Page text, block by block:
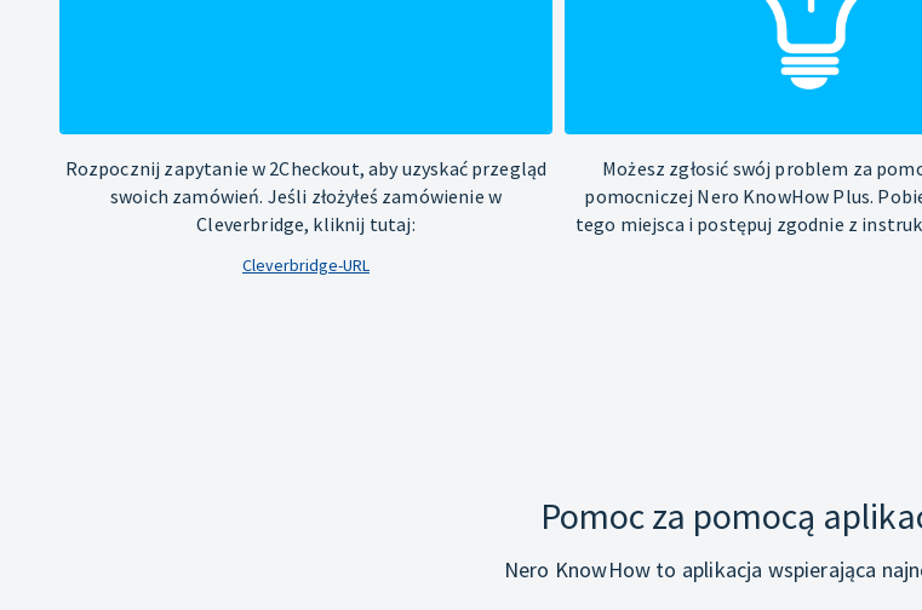
Rozpocznij zapytanie w 2Checkout, aby uzyskać przegląd
swoich zamówień. Jeśli złożyłeś zamówienie w
Cleverbridge, kliknij tutaj:
Cleverbridge-URL
Możesz zgłosić swój problem za
pomocniczej Nero KnowHow Plus.
tego miejsca i postępuj zgodnie z
Pomoc za pomocą
Nero KnowHow to aplikacja wspierająca